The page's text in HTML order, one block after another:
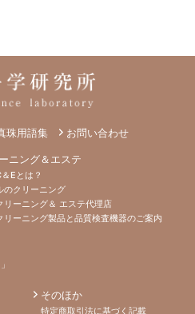
珠用語集 お問い合わせ
ニング＆エステ
Eとは？
のクリーニング
リーニング＆ エステ代理店
リーニング製品と品質検査機器のご案内
そのほか
特定商取引法に基づく記載